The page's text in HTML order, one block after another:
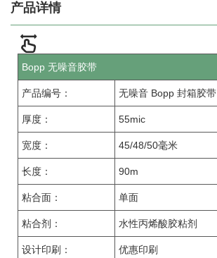
产品详情
Bopp 无噪音胶带
产品编号： 无噪音 Bopp 封箱胶带
厚度： 55mic
宽度： 45/48/50毫米
长度： 90m
粘合面： 单面
粘合剂： 水性丙烯酸胶粘剂
设计印刷： 优惠印刷